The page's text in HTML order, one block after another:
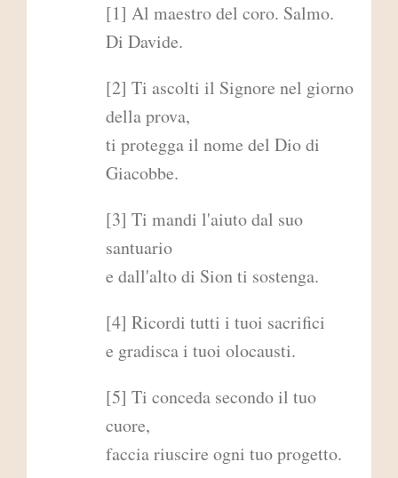
[1] Al maestro del coro. Salmo.
Di Davide.
[2] Ti ascolti il Signore nel giorno
della prova,
ti protegga il nome del Dio di
Giacobbe.
[3] Ti mandi l'aiuto dal suo
santuario
e dall'alto di Sion ti sostenga.
[4] Ricordi tutti i tuoi sacrifici
e gradisca i tuoi olocausti.
[5] Ti conceda secondo il tuo
cuore,
faccia riuscire ogni tuo progetto.